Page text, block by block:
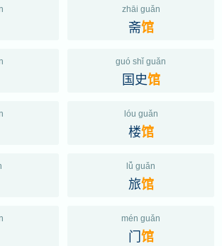
zhāi guǎn
斋馆
guó shǐ guǎn
国史馆
lóu guǎn
楼馆
lǚ guǎn
旅馆
mén guǎn
门馆